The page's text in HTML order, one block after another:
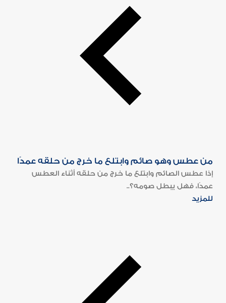
من عطس وهو صائم وابتلع ما خرج من حلقه عمدًا
إذا عطس الصائم وابتلع ما خرج من حلقه أثناء العطس
عمدًا، فهل يبطل صومه؟..
للمزيد